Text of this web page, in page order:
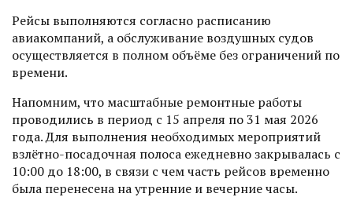
Рейсы выполняются согласно расписанию
авиакомпаний, а обслуживание воздушных судов
осуществляется в полном объёме без ограничений по
времени.
Напомним, что масштабные ремонтные работы
проводились в период с 15 апреля по 31 мая 2026
года. Для выполнения необходимых мероприятий
взлётно-посадочная полоса ежедневно закрывалась с
10:00 до 18:00, в связи с чем часть рейсов временно
была перенесена на утренние и вечерние часы.